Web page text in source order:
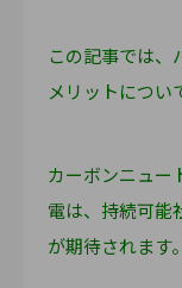
この記事では、
メリットについ
カーボンニュー
電は、持続可能
が期待されます。